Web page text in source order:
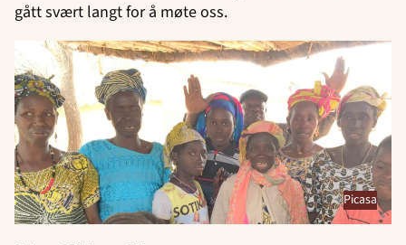
gått svært langt for å møte oss.
Picasa